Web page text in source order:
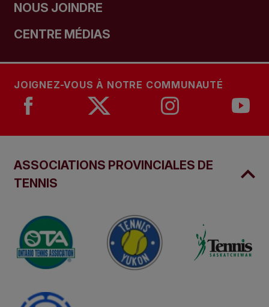
NOUS JOINDRE
CENTRE MÉDIAS
JOIGNEZ-VOUS À NOTRE COMMUNAUTÉ
ASSOCIATIONS PROVINCIALES DE
TENNIS